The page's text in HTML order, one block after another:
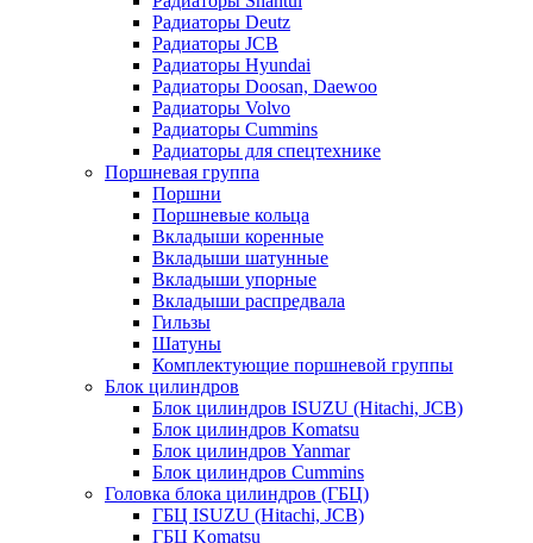
Радиаторы Deutz
Радиаторы JCB
Радиаторы Hyundai
Радиаторы Doosan, Daewoo
Радиаторы Volvo
Радиаторы Cummins
Радиаторы для спецтехнике
Поршневая группа
Поршни
Поршневые кольца
Вкладыши коренные
Вкладыши шатунные
Вкладыши упорные
Вкладыши распредвала
Гильзы
Шатуны
Комплектующие поршневой группы
Блок цилиндров
Блок цилиндров ISUZU (Hitachi, JCB)
Блок цилиндров Komatsu
Блок цилиндров Yanmar
Блок цилиндров Cummins
Головка блока цилиндров (ГБЦ)
ГБЦ ISUZU (Hitachi, JCB)
ГБЦ Komatsu